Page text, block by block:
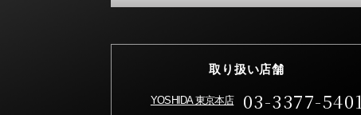
取り扱い店舗
YOSHIDA 東京本店 03-3377-5401